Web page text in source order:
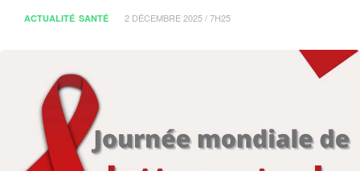
ACTUALITÉ SANTÉ 2 DÉCEMBRE 2025 / 7H25